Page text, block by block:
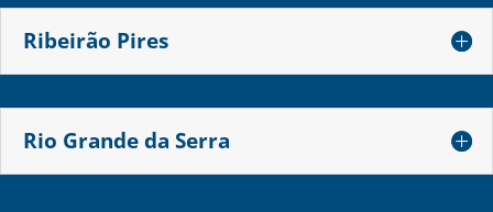
Ribeirão Pires
Rio Grande da Serra